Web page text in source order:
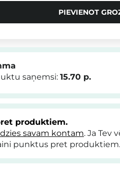
PIEVIENOT
saņemsi: 15.70 p.
produktiem.
savam kontam. Ja Tev
punktus pret produktiem.